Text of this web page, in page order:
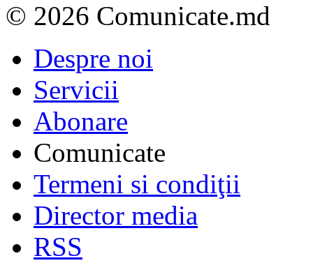
© 2026 Comunicate.md
Despre noi
Servicii
Abonare
Comunicate
Termeni si condiţii
Director media
RSS